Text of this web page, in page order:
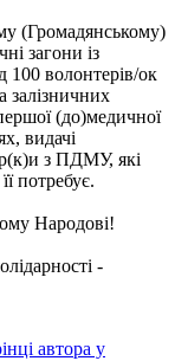
(Громадянському)
загони із
волонтерів/ок
залізничних
(до)медичної
видачі
з ПДМУ, які
потребує.
Народові!
-
автора у